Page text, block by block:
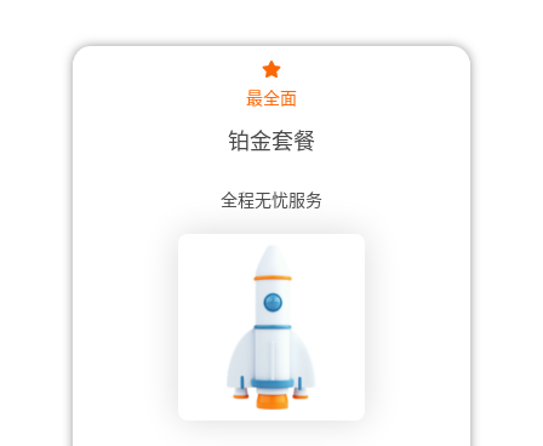
最全面
铂金套餐
全程无忧服务